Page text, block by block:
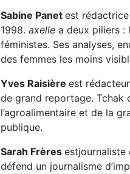
Sabine Panet est
1998. axelle a deux piliers :
féministes. Ses analyses,
des femmes les moins
Yves Raisière est
de grand reportage. Tchak
l’agroalimentaire et de la
publique.
Sarah Frères estjournaliste
défend un journalisme